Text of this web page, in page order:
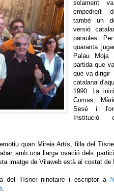
solament
empedreït
també un
versió
paraules.
quaranta
Palau Moja
partida que
que va dirigir
catalana
1990. La
Comas,
Sesé i
quan Mireia Artís, filla del
amb una llarga ovació dels
imatge de Vilaweb està al costat de
del Tísner ninotaire i escriptor a
.